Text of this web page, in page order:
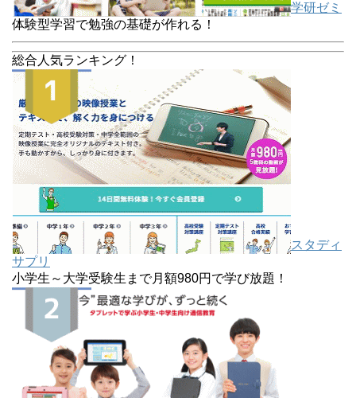
学研ゼミ
体験型学習で勉強の基礎が作れる！
総合人気ランキング！
スタディ
サプリ
小学生～大学受験生まで月額980円で学び放題！